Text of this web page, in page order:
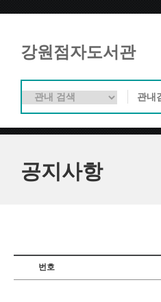
강원점자도서관
공지사항
번호